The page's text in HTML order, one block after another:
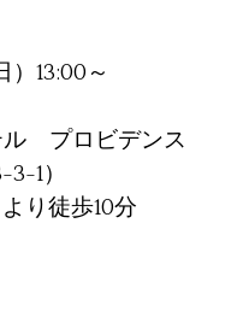
13:00～
プロビデンス
1）
り徒歩10分